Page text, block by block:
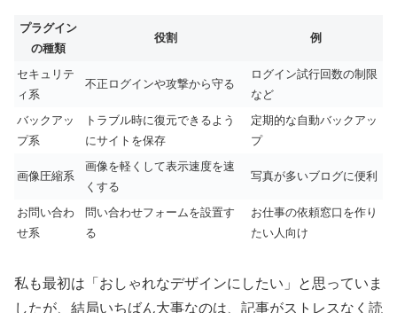
プラグイン
の種類
役割 例
セキュリテ
ィ系
不正ログインや攻撃から守る
ログイン試行回数の制限
など
バックアッ
プ系
トラブル時に復元できるよう
にサイトを保存
定期的な自動バックアッ
プ
画像圧縮系
画像を軽くして表示速度を速
くする
写真が多いブログに便利
お問い合わ
せ系
問い合わせフォームを設置す
る
お仕事の依頼窓口を作り
たい人向け
私も最初は「おしゃれなデザインにしたい」と思っていま
したが、結局いちばん大事なのは、記事がストレスなく読